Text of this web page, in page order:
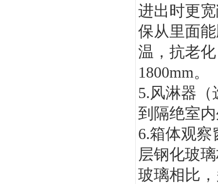
进出时更
保从里面
温，抗老
1800mm。
5.风淋器
到隔绝室
6.箱体观
层钢化玻
玻璃相比